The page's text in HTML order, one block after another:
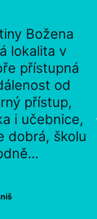
Božena
lokalita v
přístupná
od
přístup,
i učebnice,
dobrá, školu